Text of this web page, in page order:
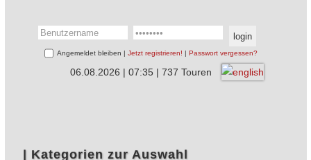
Angemeldet bleiben | Jetzt registrieren! | Passwort vergessen?
06.08.2026 | 07:35 | 737 Touren
Kategorien zur Auswahl